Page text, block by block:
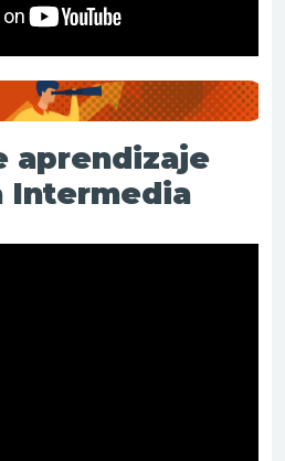
aprendizaje
Intermedia